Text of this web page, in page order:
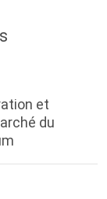
et
du